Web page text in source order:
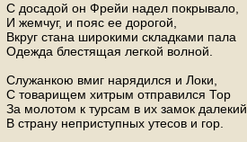
С досадой он Фрейи надел покрывало,
И жемчуг, и пояс ее дорогой,
Вкруг стана широкими складками пала
Одежда блестящая легкой волной.
Служанкою вмиг нарядился и Локи,
С товарищем хитрым отправился Тор
За молотом к турсам в их замок далекий,
В страну неприступных утесов и гор.